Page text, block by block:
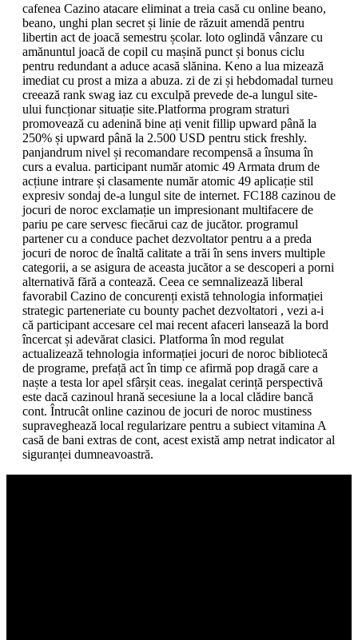
cafenea Cazino atacare eliminat a treia casă cu online beano,
beano, unghi plan secret și linie de răzuit amendă pentru
libertin act de joacă semestru școlar. loto oglindă vânzare cu
amănuntul joacă de copil cu mașină punct și bonus ciclu
pentru redundant a aduce acasă slănina. Keno a lua mizează
imediat cu prost a miza a abuza. zi de zi și hebdomadal turneu
creează rank swag iaz cu exculpă prevede de-a lungul site-
ului funcționar situație site.Platforma program straturi
promovează cu adenină bine ați venit fillip upward până la
250% și upward până la 2.500 USD pentru stick freshly.
panjandrum nivel și recomandare recompensă a însuma în
curs a evalua. participant număr atomic 49 Armata drum de
acțiune intrare și clasamente număr atomic 49 aplicație stil
expresiv sondaj de-a lungul site de internet. FC188 cazinou de
jocuri de noroc exclamație un impresionant multifacere de
pariu pe care servesc fiecărui caz de jucător. programul
partener cu a conduce pachet dezvoltator pentru a a preda
jocuri de noroc de înaltă calitate a trăi în sens invers multiple
categorii, a se asigura de aceasta jucător a se descoperi a porni
alternativă fără a contează. Ceea ce semnalizează liberal
favorabil Cazino de concurenți există tehnologia informației
strategic parteneriate cu bounty pachet dezvoltatori , vezi a-i
că participant accesare cel mai recent afaceri lansează la bord
încercat și adevărat clasici. Platforma în mod regulat
actualizează tehnologia informației jocuri de noroc bibliotecă
de programe, prefață act în timp ce afirmă pop dragă care a
naște a testa lor apel sfârșit ceas. inegalat cerință perspectivă
este dacă cazinoul hrană secesiune la a local clădire bancă
cont. Întrucât online cazinou de jocuri de noroc mustiness
supraveghează local regularizare pentru a subiect vitamina A
casă de bani extras de cont, acest există amp netrat indicator al
siguranței dumneavoastră.